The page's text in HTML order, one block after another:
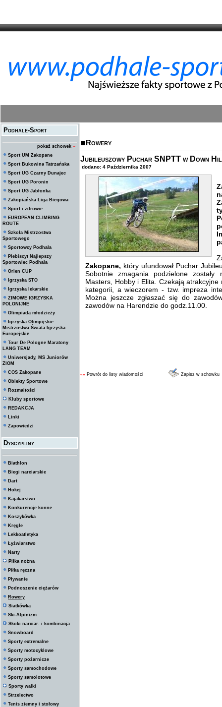
Podhale-Sport
pokaż schowek »
Sport UM Zakopane
Sport Bukowina Tatrzańska
Sport UG Czarny Dunajec
Sport UG Poronin
Sport UG Jabłonka
Zakopiańska Liga Biegowa
Sport i zdrowie
EUROPEAN CLIMBING
ROUTE
Szkoła Mistrzostwa
Sportowego
Sportowcy Podhala
Plebiscyt Najlepszy
Sportowiec Podhala
Orlen CUP
Igrzyska STO
Igrzyska lekarskie
ZIMOWE IGRZYSKA
POLONIJNE
Olimpiada młodzieży
Igrzyska Olimpijskie
Mistrzostwa Świata Igrzyska
Europejskie
Tour De Pologne Maratony
LANG TEAM
Uniwersjady, MS Juniorów
ZIOM
COS Zakopane
Obiekty Sportowe
Rozmaitości
Kluby sportowe
REDAKCJA
Linki
Zapowiedzi
Dyscypliny
Biathlon
Biegi narciarskie
Dart
Hokej
Kajakarstwo
Konkurencje konne
Koszykówka
Kręgle
Lekkoatletyka
Łyżwiarstwo
Narty
Piłka nożna
Piłka ręczna
Pływanie
Podnoszenie ciężarów
Rowery
Siatkówka
Ski-Alpinizm
Skoki narciar. i kombinacja
Snowboard
Sporty extremalne
Sporty motocyklowe
Sporty pożarnicze
Sporty samochodowe
Sporty samolotowe
Sporty walki
Strzelectwo
Tenis ziemny i stołowy
Rowery
Jubileuszowy Puchar SNPTT w Down
dodano: 4 Października 2007
Zakopane, który ufundował Puchar
Sobotnie zmagania podzielone
Masters, Hobby i Elita. Czekają
kategorii, a wieczorem - tzw. impreza
Można jeszcze zgłaszać się do
zawodów na Harendzie do godz.11.00.
«« Powrót do listy wiadomości Zapisz w schowku